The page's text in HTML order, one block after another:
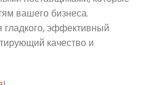
вашего бизнеса.
гладкого, эффективный
качество и